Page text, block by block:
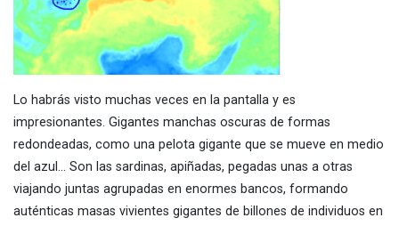
Lo habrás visto muchas veces en la pantalla y es
impresionantes. Gigantes manchas oscuras de formas
redondeadas, como una pelota gigante que se mueve en medio
del azul… Son las sardinas, apiñadas, pegadas unas a otras
viajando juntas agrupadas en enormes bancos, formando
auténticas masas vivientes gigantes de billones de individuos en